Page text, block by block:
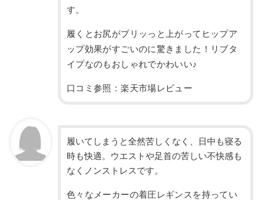
す。
履くとお尻がプリッっと上がってヒップア
ップ効果がすごいのに驚きました！リブタ
イプなのもおしゃれでかわいい♪
口コミ参照：楽天市場レビュー
履いてしまうと全然苦しくなく、日中も寝る
時も快適。ウエストや足首の苦しい不快感も
なくノンストレスです。
色々なメーカーの着圧レギンスを持ってい